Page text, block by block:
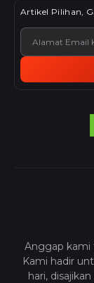
Artikel Pilihan,
Anggap kami
Kami hadir
hari,